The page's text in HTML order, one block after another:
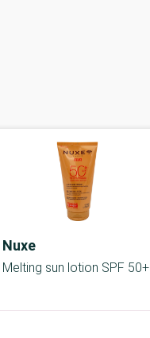
Nuxe
Melting sun lotion SPF 50+